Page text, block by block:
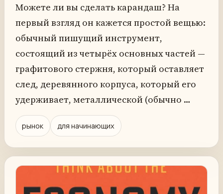
Можете ли вы сделать карандаш? На
первый взгляд он кажется простой вещью:
обычный пишущий инструмент,
состоящий из четырёх основных частей —
графитового стержня, который оставляет
след, деревянного корпуса, который его
удерживает, металлической (обычно …
рынок для начинающих